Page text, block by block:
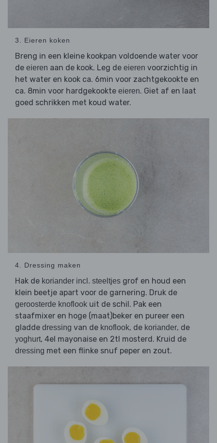
3. Eieren koken
Breng in een kleine kookpan voldoende water voor
de eieren aan de kook. Leg de eieren voorzichtig in
het water en kook ca. 6min voor zachtgekookte en
ca. 8min voor hardgekookte eieren. Giet af en laat
goed schrikken met koud water.
4. Dressing maken
Hak de koriander incl. steeltjes grof en houd een
klein beetje apart voor de garnering. Druk de
geroosterde knoflook uit de schil. Pak een
staafmixer en hoge (maat)beker en pureer een
gladde dressing van de knoflook, de koriander, de
yoghurt, 4el mayonaise en 2tl mosterd. Kruid de
dressing met een flinke snuf peper en zout.